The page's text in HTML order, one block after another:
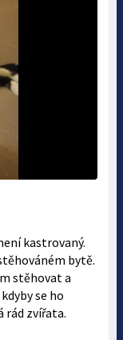
kastrovaný.
bytě.
stěhovat a
se ho
rád zvířata.